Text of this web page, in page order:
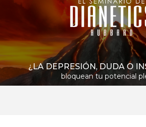
¿LA DEPRESIÓN, DUDA O
bloquean tu potencial